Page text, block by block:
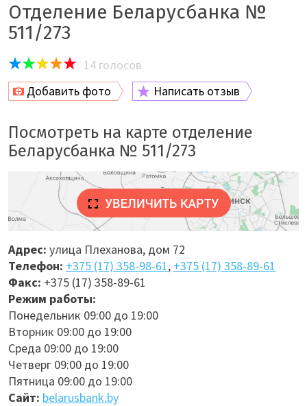
Отделение Беларусбанка №
511/273
14 голосов
Добавить фото
Написать отзыв
Посмотреть на карте отделение
Беларусбанка № 511/273
Адрес: улица Плеханова, дом 72
Телефон: +375 (17) 358-98-61, +375 (17) 358-89-61
Факс: +375 (17) 358-89-61
Режим работы:
Понедельник 09:00 до 19:00
Вторник 09:00 до 19:00
Среда 09:00 до 19:00
Четверг 09:00 до 19:00
Пятница 09:00 до 19:00
Сайт: belarusbank.by